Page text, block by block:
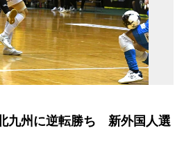
九州に逆転勝ち 新外国人選